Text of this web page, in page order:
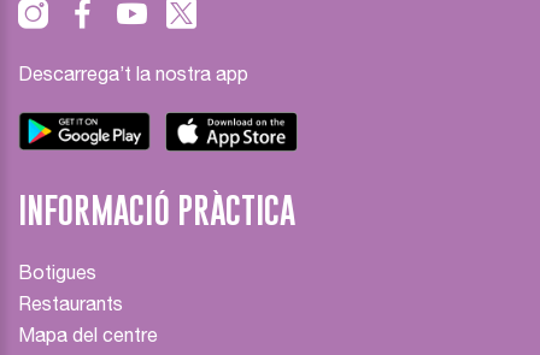
Descarrega’t la nostra app
INFORMACIÓ PRÀCTICA
Botigues
Restaurants
Mapa del centre